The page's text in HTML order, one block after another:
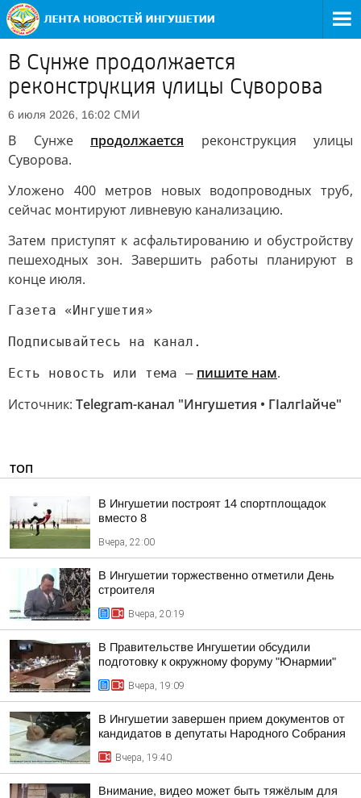
В Сунже продолжается
реконструкция улицы Суворова
6 июля 2026, 16:02 СМИ
В Сунже продолжается реконструкция улицы
Суворова.
Уложено 400 метров новых водопроводных труб,
сейчас монтируют ливневую канализацию.
Затем приступят к асфальтированию и обустройству
пешеходных зон. Завершить работы планируют в
конце июля.
Газета «Ингушетия»
Подписывайтесь на канал.
Есть новость или тема — пишите нам.
Источник: Telegram-канал "Ингушетия • ГIалгIайче"
ТОП
В Ингушетии построят 14 спортплощадок
вместо 8
Вчера, 22:00
В Ингушетии торжественно отметили День
строителя
Вчера, 20:19
В Правительстве Ингушетии обсудили
подготовку к окружному форуму "Юнармии"
Вчера, 19:09
В Ингушетии завершен прием документов от
кандидатов в депутаты Народного Собрания
Вчера, 19:40
Внимание, видео может быть тяжёлым для